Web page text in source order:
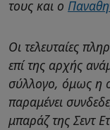
τους και ο
Οι τελευταίες
επί της αρχής
σύλλογο, όμως η
παραμένει
μπαράζ της Σεντ